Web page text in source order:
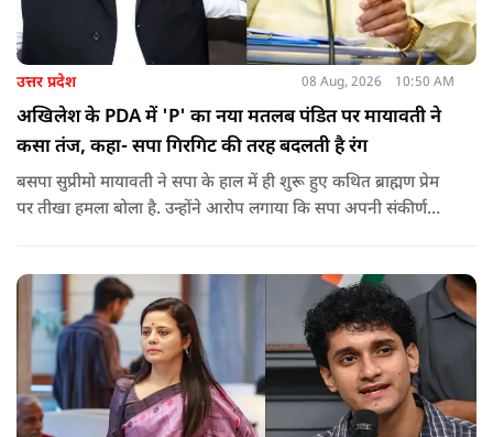
उत्तर प्रदेश 08 Aug, 2026 10:50 AM
अखिलेश के PDA में 'P' का नया मतलब पंडित पर मायावती ने
कसा तंज, कहा- सपा गिरगिट की तरह बदलती है रंग
बसपा सुप्रीमो मायावती ने सपा के हाल में ही शुरू हुए कथित ब्राह्मण प्रेम
पर तीखा हमला बोला है. उन्होंने आरोप लगाया कि सपा अपनी संकीर्ण